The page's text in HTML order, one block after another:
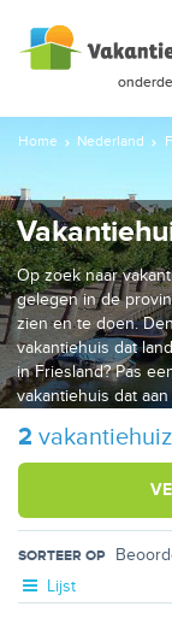
Home Nederland
Op zoek naar
gelegen in de
zien en te doen.
vakantiehuis dat
in Friesland? Pas
vakantiehuis dat
2
SORTEER OP
Lijst